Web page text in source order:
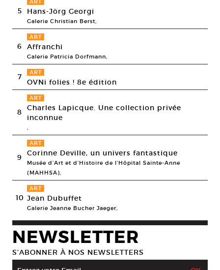
5
ART
Hans-Jörg Georgi
Galerie Christian Berst,
6
ART
Affranchi
Galerie Patricia Dorfmann,
7 ART
OVNi folies ! 8e édition
8
ART
Charles Lapicque. Une collection privée
inconnue
,
9
ART
Corinne Deville, un univers fantastique
Musée d’Art et d’Histoire de l’Hôpital Sainte-Anne
(MAHHSA),
10
ART
Jean Dubuffet
Galerie Jeanne Bucher Jaeger,
NEWSLETTER
S’ABONNER À NOS NEWSLETTERS